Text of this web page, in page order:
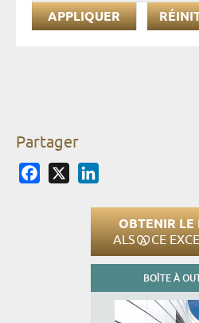
Partager
Facebook
OBTENIR LE
ALS CE
BOÎTE À